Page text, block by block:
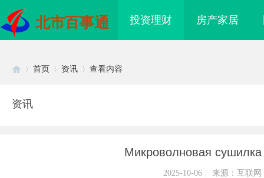
北市百事通 投资理财 房产家居
首页 资讯 查看内容
资讯
Микроволновая
2025-10-06 来源：互联网